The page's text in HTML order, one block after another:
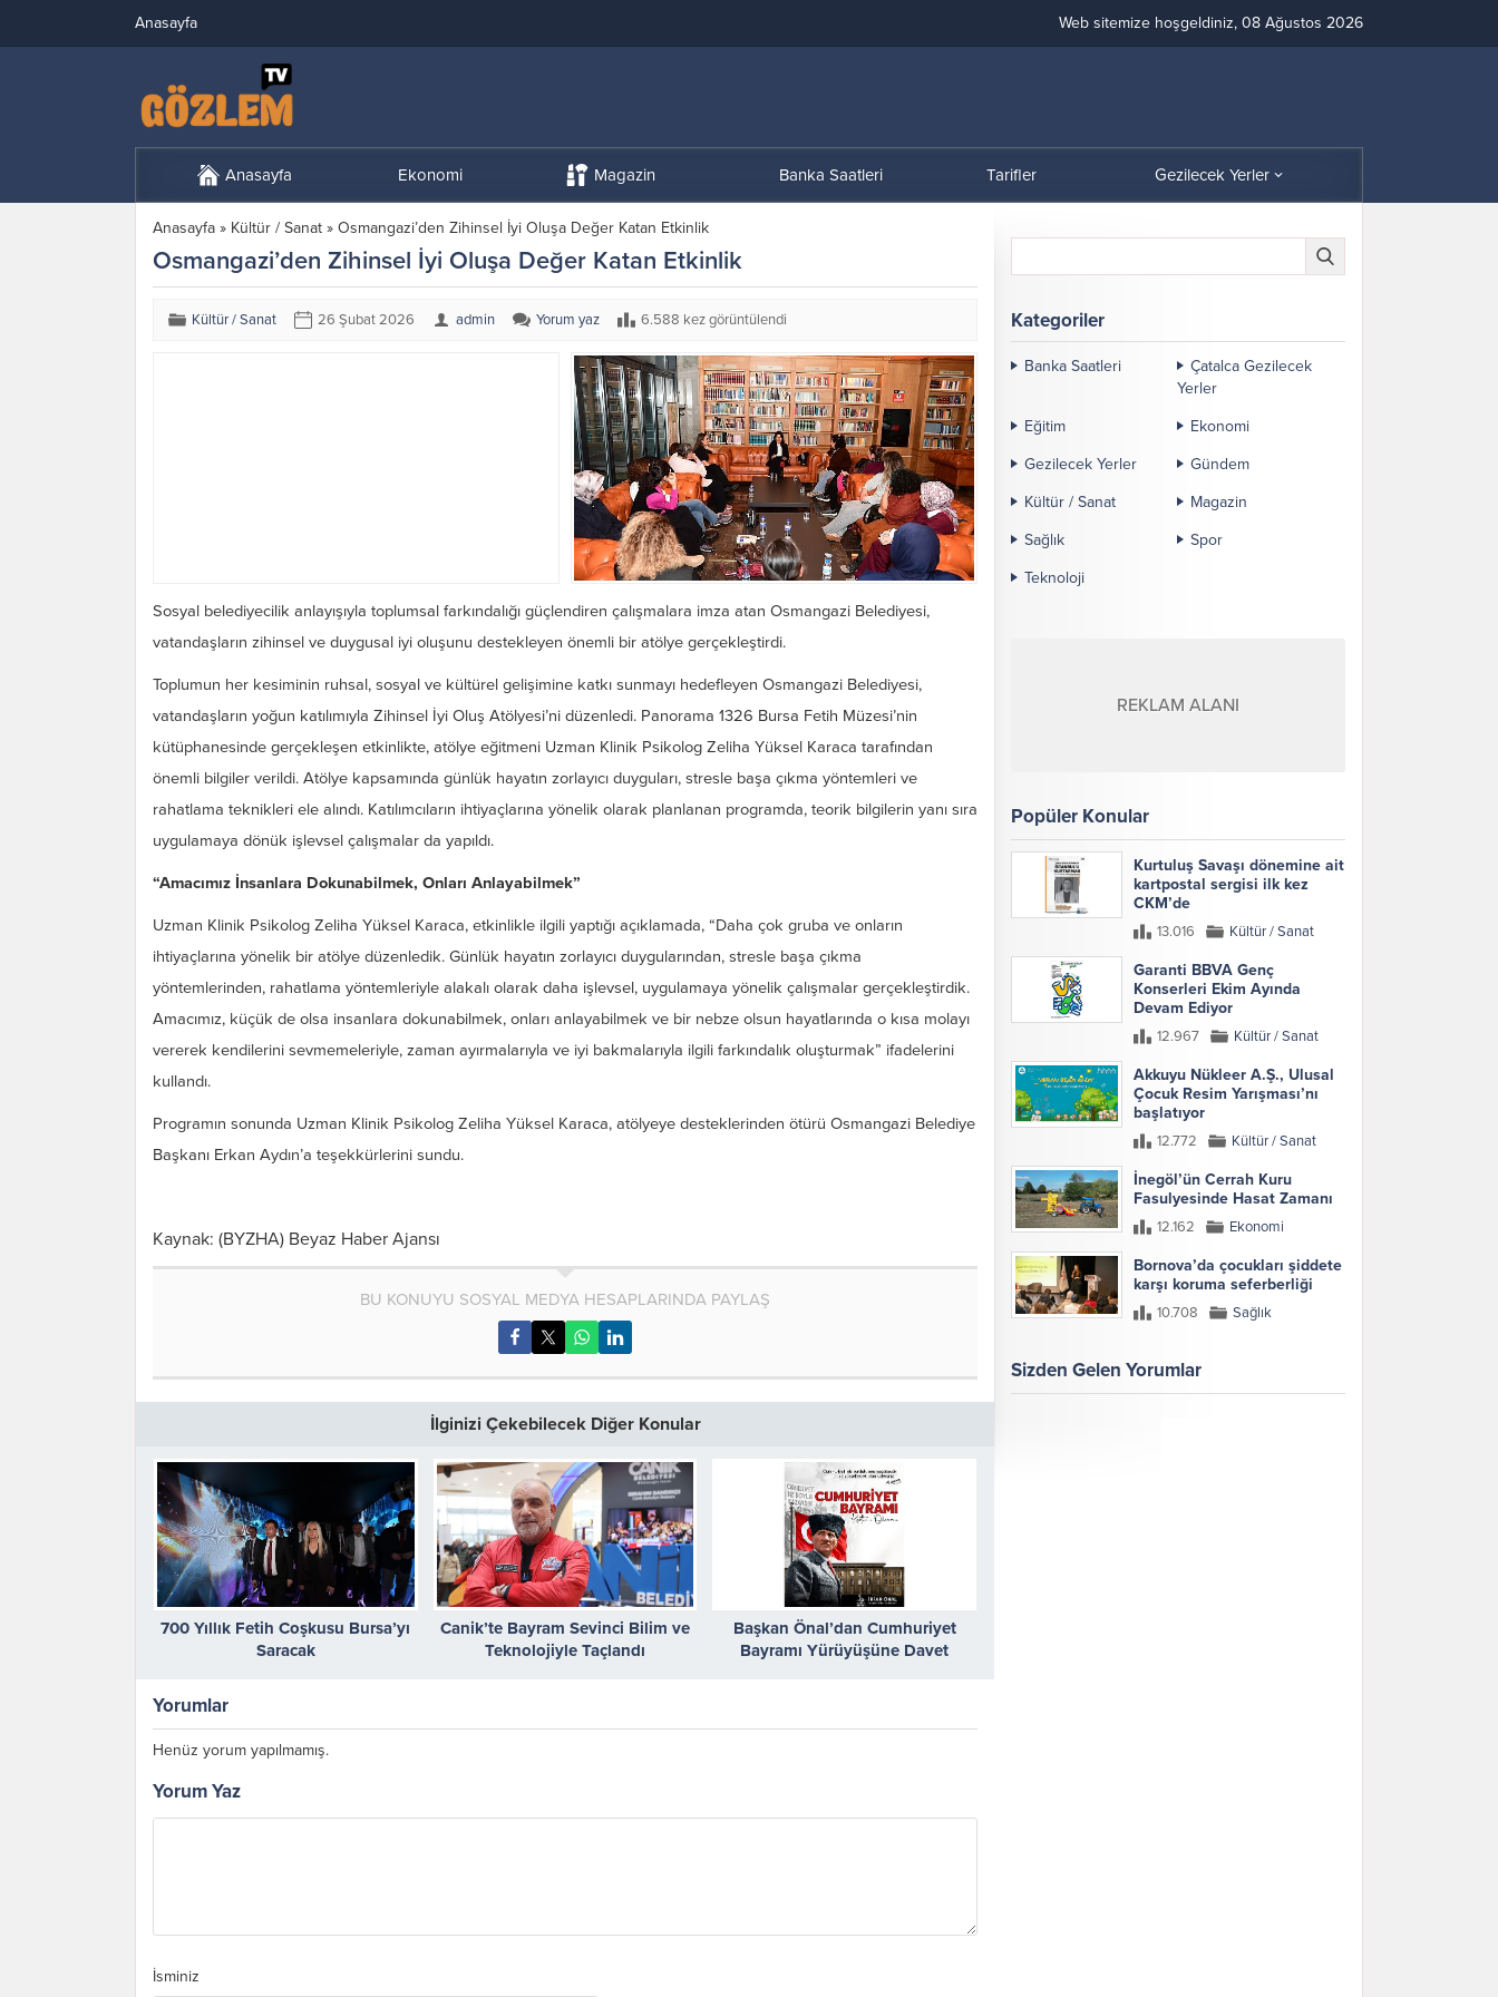
Anasayfa Web sitemize hoşgeldiniz, 08 Ağustos 2026
Anasayfa Ekonomi Magazin Banka Saatleri Tarifler Gezilecek Yerler
Anasayfa » Kültür / Sanat » Osmangazi’den Zihinsel İyi Oluşa Değer Katan Etkinlik
Osmangazi’den Zihinsel İyi Oluşa Değer Katan Etkinlik
Kültür / Sanat 26 Şubat 2026 admin Yorum yaz 6.588 kez görüntülendi
Sosyal belediyecilik anlayışıyla toplumsal farkındalığı güçlendiren çalışmalara imza atan Osmangazi Belediyesi,
vatandaşların zihinsel ve duygusal iyi oluşunu destekleyen önemli bir atölye gerçekleştirdi.
Toplumun her kesiminin ruhsal, sosyal ve kültürel gelişimine katkı sunmayı hedefleyen Osmangazi Belediyesi,
vatandaşların yoğun katılımıyla Zihinsel İyi Oluş Atölyesi’ni düzenledi. Panorama 1326 Bursa Fetih Müzesi’nin
kütüphanesinde gerçekleşen etkinlikte, atölye eğitmeni Uzman Klinik Psikolog Zeliha Yüksel Karaca tarafından
önemli bilgiler verildi. Atölye kapsamında günlük hayatın zorlayıcı duyguları, stresle başa çıkma yöntemleri ve
rahatlama teknikleri ele alındı. Katılımcıların ihtiyaçlarına yönelik olarak planlanan programda, teorik bilgilerin yanı sıra
uygulamaya dönük işlevsel çalışmalar da yapıldı.
“Amacımız İnsanlara Dokunabilmek, Onları Anlayabilmek”
Uzman Klinik Psikolog Zeliha Yüksel Karaca, etkinlikle ilgili yaptığı açıklamada, “Daha çok gruba ve onların
ihtiyaçlarına yönelik bir atölye düzenledik. Günlük hayatın zorlayıcı duygularından, stresle başa çıkma
yöntemlerinden, rahatlama yöntemleriyle alakalı olarak daha işlevsel, uygulamaya yönelik çalışmalar gerçekleştirdik.
Amacımız, küçük de olsa insanlara dokunabilmek, onları anlayabilmek ve bir nebze olsun hayatlarında o kısa molayı
vererek kendilerini sevmemeleriyle, zaman ayırmalarıyla ve iyi bakmalarıyla ilgili farkındalık oluşturmak” ifadelerini
kullandı.
Programın sonunda Uzman Klinik Psikolog Zeliha Yüksel Karaca, atölyeye desteklerinden ötürü Osmangazi Belediye
Başkanı Erkan Aydın’a teşekkürlerini sundu.
Kaynak: (BYZHA) Beyaz Haber Ajansı
BU KONUYU SOSYAL MEDYA HESAPLARINDA PAYLAŞ
İlginizi Çekebilecek Diğer Konular
700 Yıllık Fetih Coşkusu Bursa’yı
Saracak
Canik’te Bayram Sevinci Bilim ve
Teknolojiyle Taçlandı
Başkan Önal’dan Cumhuriyet
Bayramı Yürüyüşüne Davet
Yorumlar
Henüz yorum yapılmamış.
Yorum Yaz
İsminiz
Kategoriler
Banka Saatleri
Çatalca Gezilecek
Yerler
Eğitim
Ekonomi
Gezilecek Yerler
Gündem
Kültür / Sanat
Magazin
Sağlık
Spor
Teknoloji
REKLAM ALANI
Popüler Konular
Kurtuluş Savaşı dönemine ait
kartpostal sergisi ilk kez
CKM’de
13.016 Kültür / Sanat
Garanti BBVA Genç
Konserleri Ekim Ayında
Devam Ediyor
12.967 Kültür / Sanat
Akkuyu Nükleer A.Ş., Ulusal
Çocuk Resim Yarışması’nı
başlatıyor
12.772 Kültür / Sanat
İnegöl’ün Cerrah Kuru
Fasulyesinde Hasat Zamanı
12.162 Ekonomi
Bornova’da çocukları şiddete
karşı koruma seferberliği
10.708 Sağlık
Sizden Gelen Yorumlar